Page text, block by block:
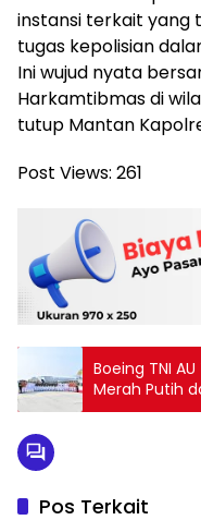
instansi terkait yang
tugas kepolisian
Ini wujud nyata
Harkamtibmas di
tutup Mantan
Post Views: 261
Boeing TNI
Merah Putih
Nusantara
Pos Terkait